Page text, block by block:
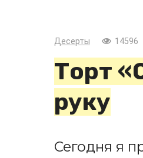
Десерты 14596
Торт
руку
Сегодня я